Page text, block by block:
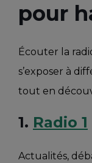
pour
Écouter la
s’exposer à
tout en
1. Radio 1
Actualités,